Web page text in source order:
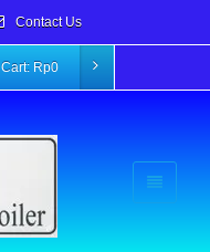
Contact Us
Cart: Rp0